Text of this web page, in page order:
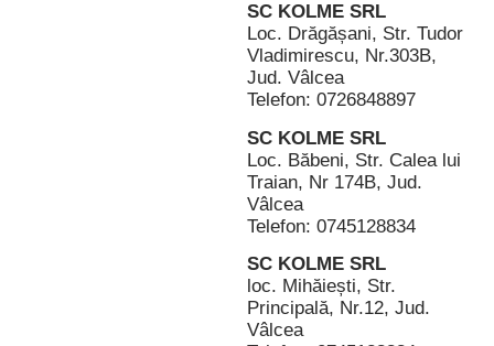
SC KOLME SRL
Loc. Drăgășani, Str. Tudor
Vladimirescu, Nr.303B,
Jud. Vâlcea
Telefon: 0726848897
SC KOLME SRL
Loc. Băbeni, Str. Calea lui
Traian, Nr 174B, Jud.
Vâlcea
Telefon: 0745128834
SC KOLME SRL
loc. Mihăiești, Str.
Principală, Nr.12, Jud.
Vâlcea